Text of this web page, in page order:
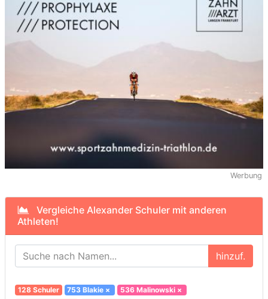
Werbung
Vergleiche Alexander Schuler mit anderen
Athleten!
hinzuf.
128 Schuler 753 Blakie × 536 Malinowski×